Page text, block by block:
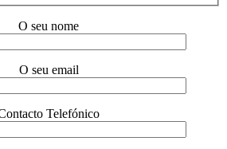
O seu nome
O seu email
Telefónico